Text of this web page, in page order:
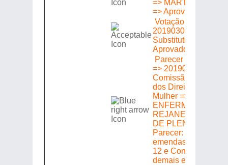
=> MARTHA
=> Aprovado
Votação =>
20190301606 =>
Substitutivo CCJ =>
Aprovado (a) (s)
Parecer em
=> 20190301606 =>
Comissão de Defesa
dos Direitos da
Mulher => Relator:
ENFERMEIRA
REJANE =>
DE PLENÁRIO =>
Parecer: Favorável
emendas 1, 10, 11 e
12 e Contrário às
demais emendas